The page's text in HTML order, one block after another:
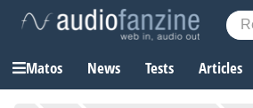
Matos News Tests Articles